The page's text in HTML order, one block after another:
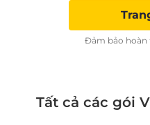
Đảm bảo hoàn
Tất cả các gói